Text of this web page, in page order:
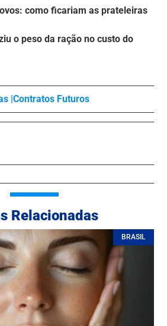
como ficariam as prateleiras
o peso da ração no custo do
| Contratos Futuros
Relacionadas
BRASIL